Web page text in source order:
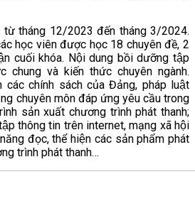
từ tháng 12/2023 đến tháng 3/2024.
học viên được học 18 chuyên đề, 2
cuối khóa. Nội dung bồi dưỡng tập
chung và kiến thức chuyên ngành.
các chính sách của Đảng, pháp luật
chuyên môn đáp ứng yêu cầu trong
sản xuất chương trình phát thanh;
thông tin trên internet, mạng xã hội
đọc, thể hiện các sản phẩm phát
trình phát thanh…